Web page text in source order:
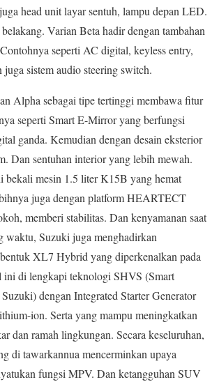
head unit layar sentuh, lampu depan LED.
Varian Beta hadir dengan tambahan
seperti AC digital, keyless entry,
sistem audio steering switch.
Alpha sebagai tipe tertinggi membawa fitur
seperti Smart E-Mirror yang berfungsi
ganda. Kemudian dengan desain eksterior
Dan sentuhan interior yang lebih mewah.
bekali mesin 1.5 liter K15B yang hemat
juga dengan platform HEARTECT
memberi stabilitas. Dan kenyamanan saat
waktu, Suzuki juga menghadirkan
XL7 Hybrid yang diperkenalkan pada
ini di lengkapi teknologi SHVS (Smart
dengan Integrated Starter Generator
ion. Serta yang mampu meningkatkan
dan ramah lingkungan. Secara keseluruhan,
di tawarkannua mencerminkan upaya
fungsi MPV. Dan ketangguhan SUV